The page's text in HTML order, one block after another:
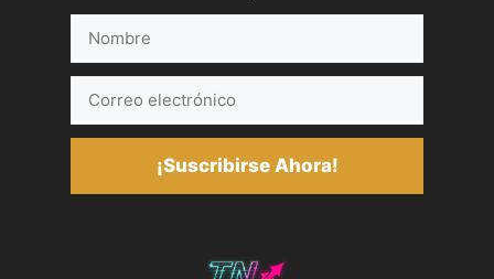
electrónico
¡Suscribirse Ahora!